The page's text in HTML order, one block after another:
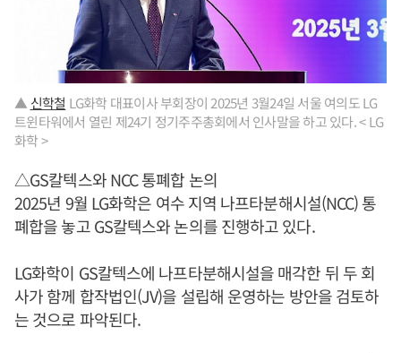
▲ 신학철 LG화학 대표이사 부회장이 2025년 3월24일 서울 여의도 LG
트윈타워에서 열린 제24기 정기주주총회에서 인사말을 하고 있다. < LG
화학 >
△GS칼텍스와 NCC 통폐합 논의
2025년 9월 LG화학은 여수 지역 나프타분해시설(NCC) 통
폐합을 놓고 GS칼텍스와 논의를 진행하고 있다.
LG화학이 GS칼텍스에 나프타분해시설을 매각한 뒤 두 회
사가 함께 합작법인(JV)을 설립해 운영하는 방안을 검토하
는 것으로 파악된다.